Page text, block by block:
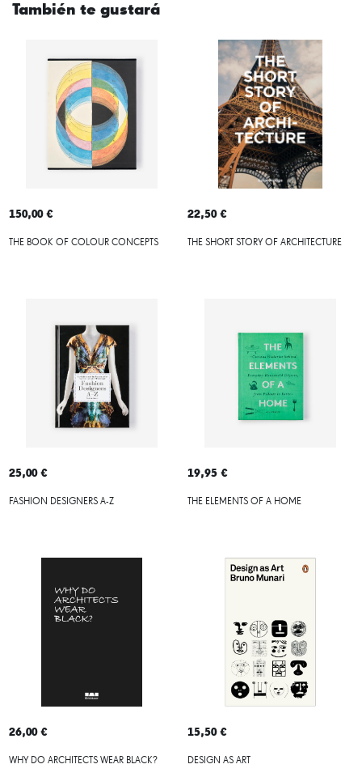
También te gustará
150,00 €
THE BOOK OF COLOUR CONCEPTS
22,50 €
THE SHORT STORY OF ARCHITECTURE
25,00 €
FASHION DESIGNERS A-Z
19,95 €
THE ELEMENTS OF A HOME
26,00 €
WHY DO ARCHITECTS WEAR BLACK?
15,50 €
DESIGN AS ART